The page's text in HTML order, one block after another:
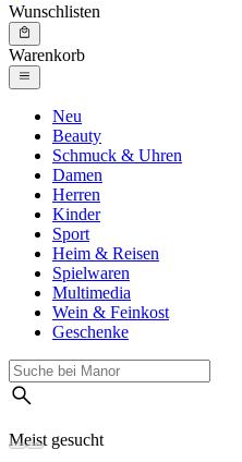
Wunschlisten
Warenkorb
Neu
Beauty
Schmuck & Uhren
Damen
Herren
Kinder
Sport
Heim & Reisen
Spielwaren
Multimedia
Wein & Feinkost
Geschenke
Meist gesucht